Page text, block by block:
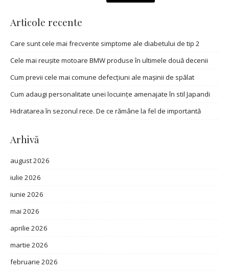
Articole recente
Care sunt cele mai frecvente simptome ale diabetului de tip 2
Cele mai reușite motoare BMW produse în ultimele două decenii
Cum previi cele mai comune defecțiuni ale mașinii de spălat
Cum adaugi personalitate unei locuințe amenajate în stil Japandi
Hidratarea în sezonul rece. De ce rămâne la fel de importantă
Arhivă
august 2026
iulie 2026
iunie 2026
mai 2026
aprilie 2026
martie 2026
februarie 2026